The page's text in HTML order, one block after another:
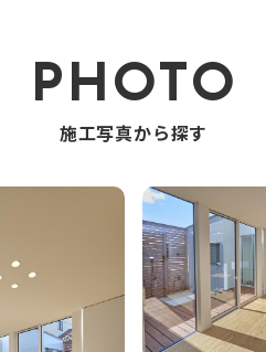
PHOTO
施工写真から探す